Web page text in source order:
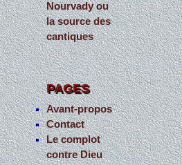
Nourvady ou
la source des
cantiques
PAGES
Avant-propos
Contact
Le complot
contre Dieu